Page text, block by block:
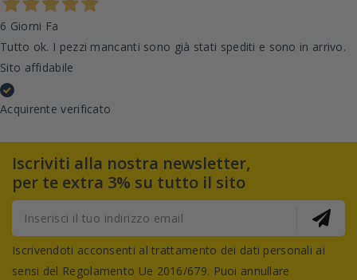
6 Giorni Fa
Tutto ok. I pezzi mancanti sono già stati spediti e sono in arrivo.
Sito affidabile
Acquirente verificato
Iscriviti alla nostra newsletter,
per te extra 3% su tutto il sito
Iscrivendoti acconsenti al trattamento dei dati personali ai
sensi del Regolamento Ue 2016/679. Puoi annullare